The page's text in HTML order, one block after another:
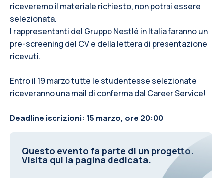
Questo evento fa parte di un progetto.
Visita qui la pagina dedicata.
riceveremo il materiale richiesto, non potrai essere
selezionata.
I rappresentanti del Gruppo Nestlé in Italia faranno un
pre-screening del CV e della lettera di presentazione
ricevuti.
Entro il 19 marzo tutte le studentesse selezionate
riceveranno una mail di conferma dal Career Service!
Deadline iscrizioni: 15 marzo, ore 20:00